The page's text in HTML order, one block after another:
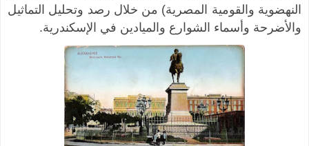
النهضوية والقومية المصرية) من خلال رصد وتحليل التماثيل
والأضرحة وأسماء الشوارع والميادين في الإسكندرية.